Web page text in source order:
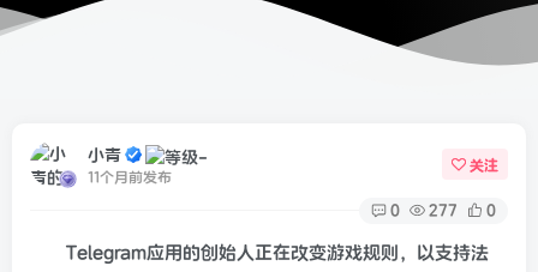
小青
11个月前发布
关注
0 277 0
Telegram应用的创始人正在改变游戏规则，以支持法